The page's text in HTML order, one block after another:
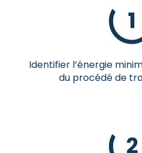
Identifier l’énergie
du procédé de